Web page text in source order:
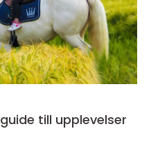
till upplevelser